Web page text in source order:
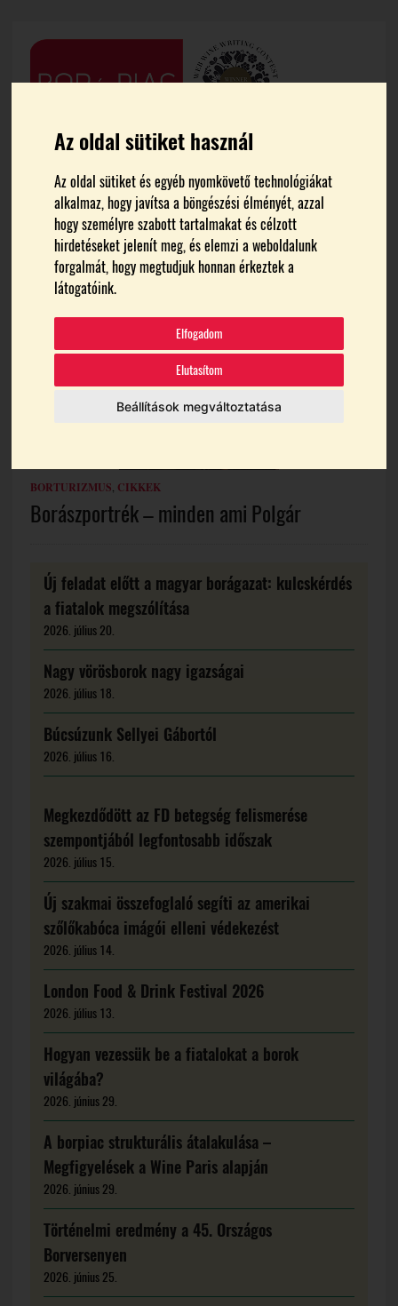
Az oldal sütiket használ
Az oldal sütiket és egyéb nyomkövető technológiákat
alkalmaz, hogy javítsa a böngészési élményét, azzal
hogy személyre szabott tartalmakat és célzott
hirdetéseket jelenít meg, és elemzi a weboldalunk
forgalmát, hogy megtudjuk honnan érkeztek a
látogatóink.
Elfogadom
Elutasítom
Beállítások megváltoztatása
FŐOLDAL THERÁPIA
therápia
BORTURIZMUS CIKKEK
Borászportrék – minden ami Polgár
Új feladat előtt a magyar borágazat: kulcskérdés
a fiatalok megszólítása
2026. július 20.
Nagy vörösborok nagy igazságai
2026. július 18.
Búcsúzunk Sellyei Gábortól
2026. július 16.
Megkezdődött az FD betegség felismerése
szempontjából legfontosabb időszak
2026. július 15.
Új szakmai összefoglaló segíti az amerikai
szőlőkabóca imágói elleni védekezést
2026. július 14.
London Food & Drink Festival 2026
2026. július 13.
Hogyan vezessük be a fiatalokat a borok
világába?
2026. június 29.
A borpiac strukturális átalakulása –
Megfigyelések a Wine Paris alapján
2026. június 29.
Történelmi eredmény a 45. Országos
Borversenyen
2026. június 25.